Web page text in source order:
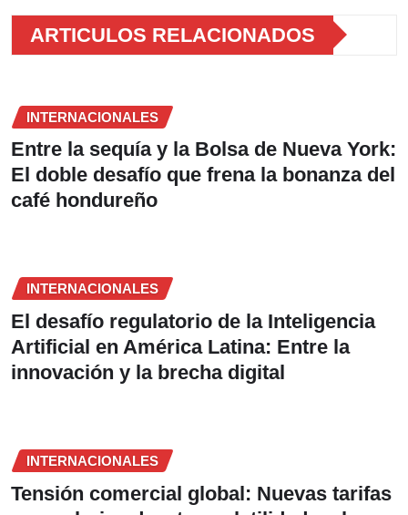
ARTICULOS RELACIONADOS
INTERNACIONALES
Entre la sequía y la Bolsa de Nueva York:
El doble desafío que frena la bonanza del
café hondureño
INTERNACIONALES
El desafío regulatorio de la Inteligencia
Artificial en América Latina: Entre la
innovación y la brecha digital
INTERNACIONALES
Tensión comercial global: Nuevas tarifas